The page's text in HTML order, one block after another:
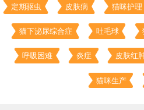
定期驱虫 皮肤病 猫咪护理
猫下泌尿综合症 吐毛球
呼吸困难 炎症 皮肤红
猫咪生产